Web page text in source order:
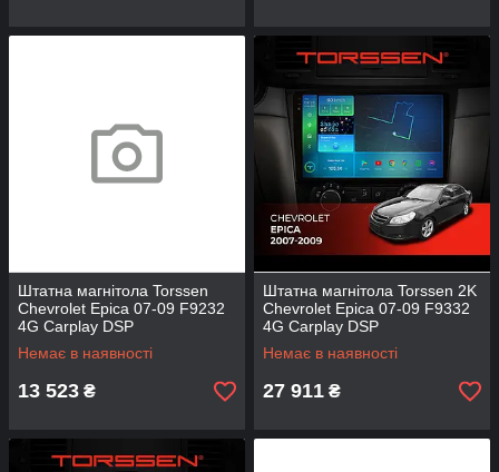
Штатна магнітола Torssen
Chevrolet Epica 07-09 F9232
4G Carplay DSP
Немає в наявності
13 523 ₴
Штатна магнітола Torssen 2K
Chevrolet Epica 07-09 F9332
4G Carplay DSP
Немає в наявності
27 911 ₴